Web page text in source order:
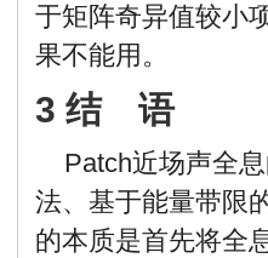
于矩阵奇异值较小
果不能用。
3 结 语
Patch近场声全
法、基于能量带限
的本质是首先将全